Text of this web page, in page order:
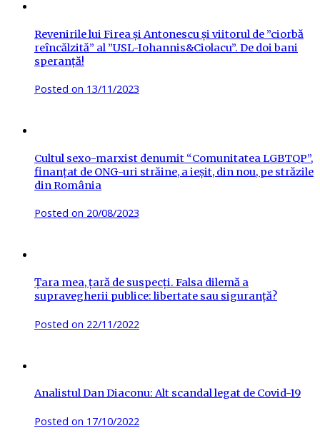
Revenirile lui Firea și Antonescu și viitorul de ”ciorbă
reîncălzită” al ”USL-Iohannis&Ciolacu”. De doi bani
speranță!
Posted on 13/11/2023
Cultul sexo-marxist denumit “Comunitatea LGBTQP”,
finanțat de ONG-uri străine, a ieșit, din nou, pe străzile
din România
Posted on 20/08/2023
Țara mea, țară de suspecți. Falsa dilemă a
supravegherii publice: libertate sau siguranță?
Posted on 22/11/2022
Analistul Dan Diaconu: Alt scandal legat de Covid-19
Posted on 17/10/2022